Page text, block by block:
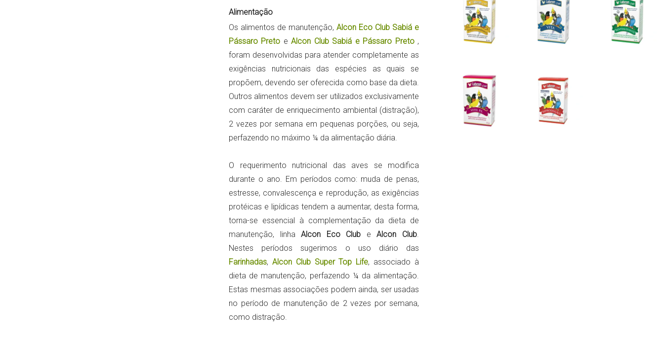
Alimentação
Os alimentos de manutenção, Alcon Eco Club Sabiá e
Pássaro Preto eAlcon Club Sabiá e Pássaro Preto,
foram desenvolvidas para atender completamente as
exigências nutricionais das espécies as quais se
propõem, devendo ser oferecida como base da dieta.
Outros alimentos devem ser utilizados exclusivamente
com caráter de enriquecimento ambiental (distração),
2 vezes por semana em pequenas porções, ou seja,
perfazendo no máximo ¼ da alimentação diária.
O requerimento nutricional das aves se modifica
durante o ano. Em períodos como: muda de penas,
estresse, convalescença e reprodução, as exigências
protéicas e lipídicas tendem a aumentar, desta forma,
torna-se essencial à complementação da dieta de
manutenção, linhaAlcon Eco Club eAlcon Club.
Nestes períodos sugerimos o uso diário das
Farinhadas, Alcon Club Super Top Life, associado à
dieta de manutenção, perfazendo ¼ da alimentação.
Estas mesmas associações podem ainda, ser usadas
no período de manutenção de 2 vezes por semana,
como distração.